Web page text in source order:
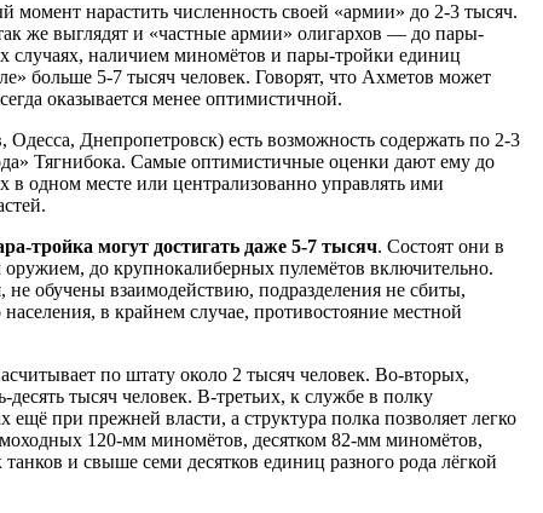
нарастить численность своей «армии» до 2-3 тысяч.
же выглядят и «частные армии» олигархов — до пары-
случаях, наличием миномётов и пары-тройки единиц
больше 5-7 тысяч человек. Говорят, что Ахметов может
оказывается менее оптимистичной.
Днепропетровск) есть возможность содержать по 2-3
Тягнибока. Самые оптимистичные оценки дают ему до
в одном месте или централизованно управлять ими
тройка могут достигать даже 5-7 тысяч. Состоят они в
до крупнокалиберных пулемётов включительно.
обучены взаимодействию, подразделения не сбиты,
в крайнем случае, противостояние местной
по штату около 2 тысяч человек. Во-вторых,
тысяч человек. В-третьих, к службе в полку
при прежней власти, а структура полка позволяет легко
120-мм миномётов, десятком 82-мм миномётов,
и свыше семи десятков единиц разного рода лёгкой